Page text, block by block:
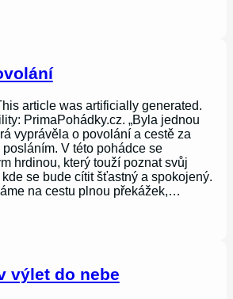
article was artificially generated.
PrimaPohádky.cz. „Byla jednou
vyprávěla o povolání a cestě za
V této pohádce se
hrdinou, který touží poznat svůj
se bude cítit šťastný a spokojený.
na cestu plnou překážek,…
výlet do nebe